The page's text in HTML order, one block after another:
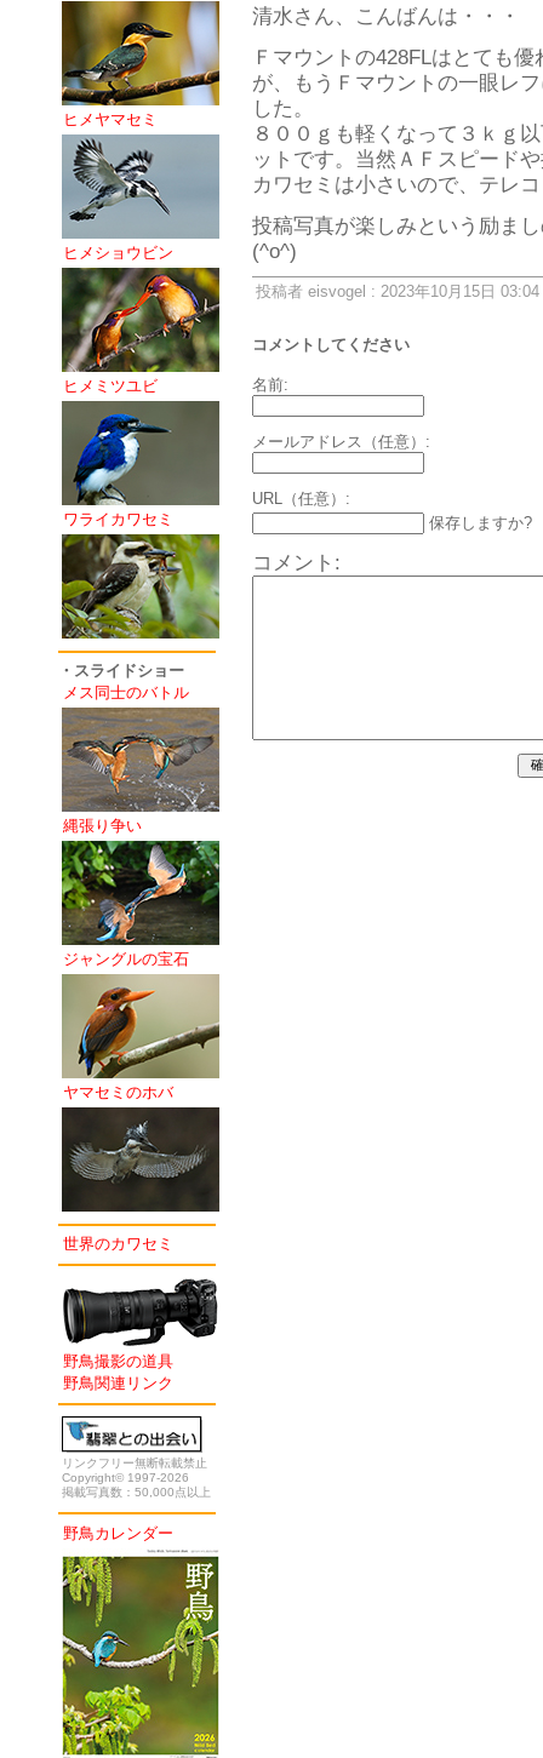
ヒメヤマセミ
ヒメショウビン
ヒメミツユビ
ワライカワセミ
・スライドショー
メス同士のバトル
縄張り争い
ジャングルの宝石
ヤマセミのホバ
世界のカワセミ
野鳥撮影の道具
野鳥関連リンク
リンクフリー無断転載禁止
Copyright© 1997-2026
掲載写真数：50,000点以上
野鳥カレンダー
清水さん、こんばんは・・・
Ｆマウントの428FLはとても
が、もうＦマウントの一眼レ
した。
８００ｇも軽くなって３ｋｇ
ットです。当然ＡＦスピード
カワセミは小さいので、テレ
投稿写真が楽しみという励ま
(^o^)
投稿者 eisvogel : 2023年10月15日 03:04
コメントしてください
名前:
メールアドレス（任意）:
URL（任意）:
保存しますか?
コメント: